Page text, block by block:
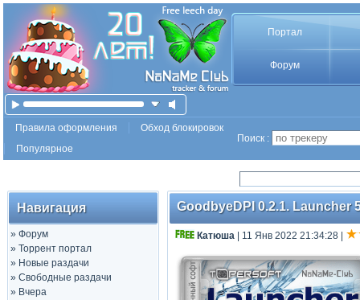
Портал
Форум
Правила оформления
Обход блокировок
Популярное
Поиск :
Навигация
» Форум
» Торрент портал
» Новые раздачи
» Свободные раздачи
» Вчера
GoodbyeDPI 0.2.1. Launcher
Катюша | 11 Янв 2022 21:34:28